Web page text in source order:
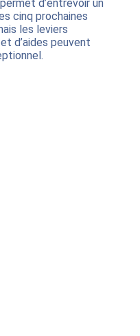
d’entrevoir un
cinq prochaines
les leviers
d’aides peuvent